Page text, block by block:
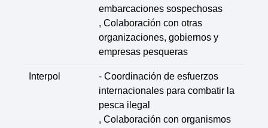
embarcaciones sospechosas
, Colaboración con otras
organizaciones, gobiernos y
empresas pesqueras
Interpol
- Coordinación de esfuerzos
internacionales para combatir la
pesca ilegal
, Colaboración con organismos